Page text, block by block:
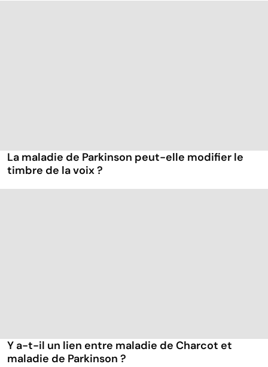
La maladie de Parkinson peut-elle modifier le
timbre de la voix ?
Y a-t-il un lien entre maladie de Charcot et
maladie de Parkinson ?